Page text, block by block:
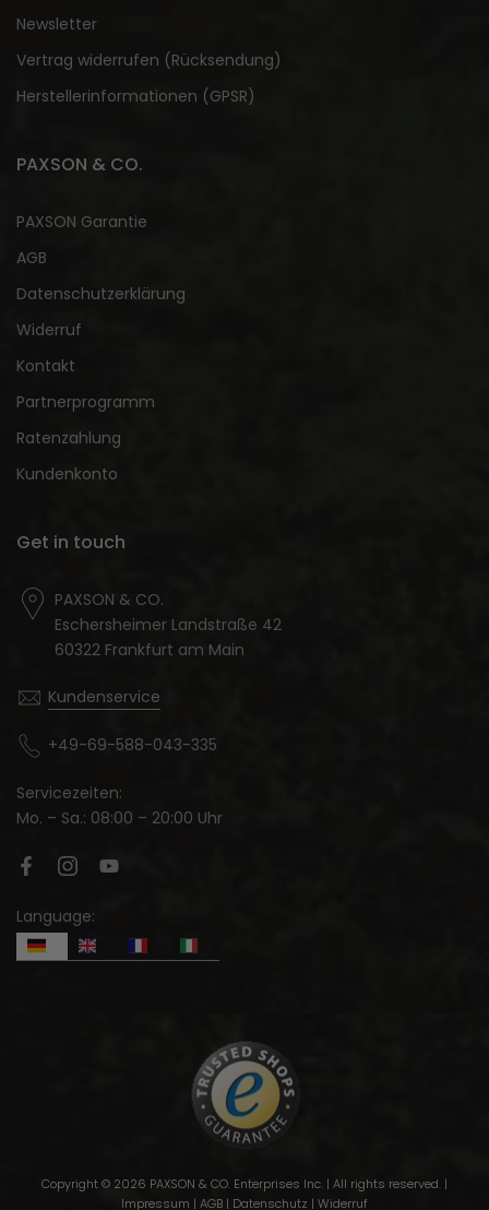
Newsletter
Vertrag widerrufen (Rücksendung)
Herstellerinformationen (GPSR)
PAXSON & CO.
PAXSON Garantie
AGB
Datenschutzerklärung
Widerruf
Kontakt
Partnerprogramm
Ratenzahlung
Kundenkonto
Get in touch
PAXSON & CO.
Eschersheimer Landstraße 42
60322 Frankfurt am Main
Kundenservice
+49-69-588-043-335
Servicezeiten:
Mo. – Sa.: 08:00 – 20:00 Uhr
Language:
Copyright © 2026 PAXSON & CO. Enterprises Inc. | All rights reserved. |
Impressum | AGB | Datenschutz | Widerruf